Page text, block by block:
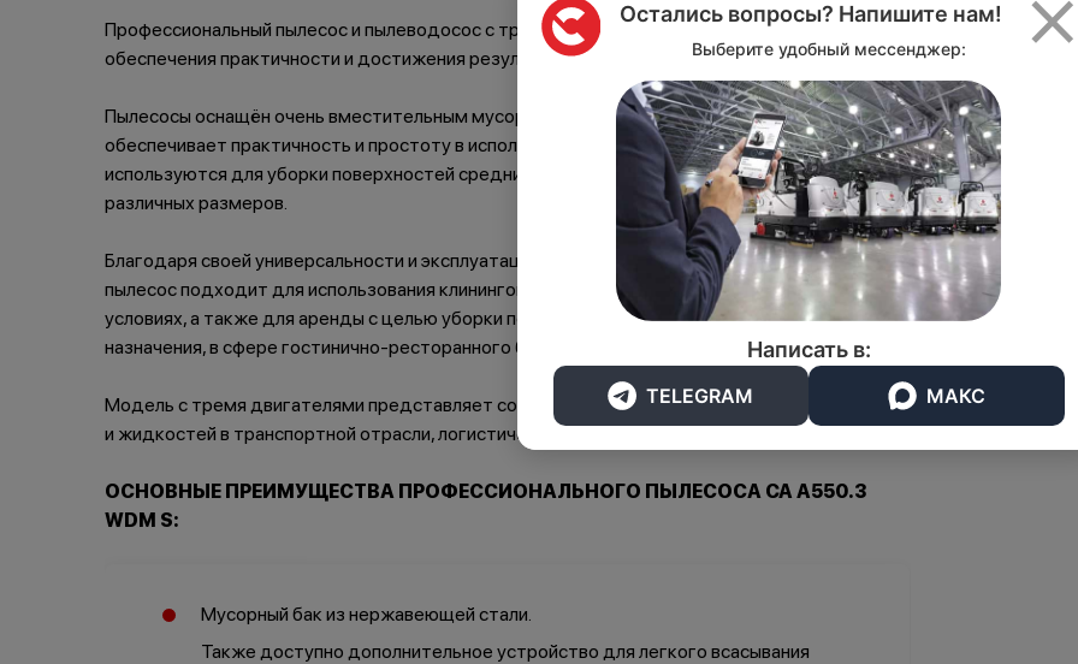
Профессиональный пылесос и пылеводосос с тремя двигателями разработанный в целях
обеспечения практичности и достижения результатов профессионального уровня.
Пылесосы оснащён очень вместительным мусорным баком, при этом его конструкция
обеспечивает практичность и простоту в использовании. Прочные и маневренные машины
используются для уборки поверхностей средних площадей и сбора твердого мусора
различных размеров.
Благодаря своей универсальности и эксплуатационным качествам этот профессиональный
пылесос подходит для использования клининговыми компаниями, для работы в сложных
условиях, а также для аренды с целью уборки помещений в зданиях общественного
назначения, в сфере гостинично-ресторанного бизнеса, в салонах красоты и спортзалах.
Модель с тремя двигателями представляет собой идеальное решение для всасывания пыли
и жидкостей в транспортной отрасли, логистических центрах и супермаркетах.
ОСНОВНЫЕ ПРЕИМУЩЕСТВА ПРОФЕССИОНАЛЬНОГО ПЫЛЕСОСА CA A550.3
WDM S:
Мусорный бак из нержавеющей стали.
Также доступно дополнительное устройство для легкого всасывания
Остались вопросы? Напишите нам!
Выберите удобный мессенджер:
Написать в:
TELEGRAM МАКС